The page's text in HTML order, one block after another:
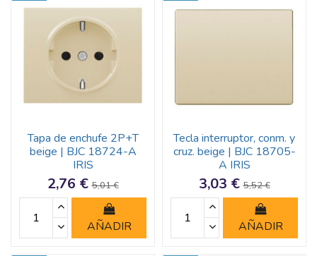
Tapa de enchufe 2P+T
beige | BJC 18724-A
IRIS
2,76 €5,01 €
AÑADIR
Tecla interruptor, conm. y
cruz. beige | BJC 18705-
A IRIS
3,03 €5,52 €
AÑADIR